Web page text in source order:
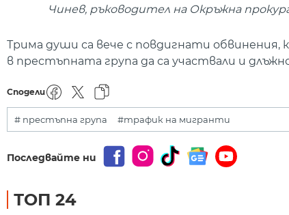
Чинев, ръководител на Окръжна
Трима души са вече с повдигнати
в престъпната група да са участвали и
Сподели
# престъпна група #трафик на мигранти
Последвайте ни
ТОП 24